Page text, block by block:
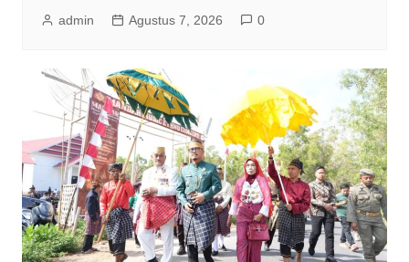
admin Agustus 7, 2026 0